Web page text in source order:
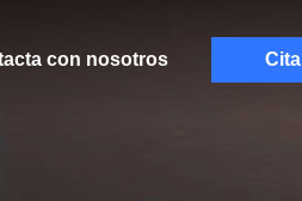
con nosotros Cita